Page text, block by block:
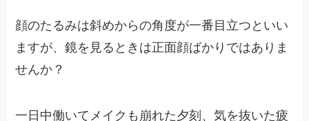
顔のたるみは斜めからの角度が一番目立つといい
ますが、鏡を見るときは正面顔ばかりではありま
せんか？
一日中働いてメイクも崩れた夕刻、気を抜いた疲